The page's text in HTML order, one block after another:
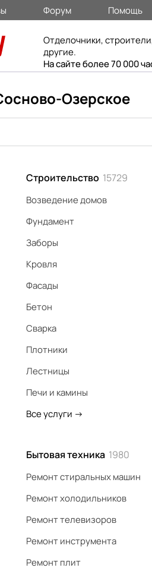
Форум Помощь
Отделочники,
другие.
На сайте более 70 000
Озерское
Строительство 15729
Возведение домов
Фундамент
Заборы
Кровля
Фасады
Бетон
Сварка
Плотники
Лестницы
Печи и камины
Все услуги ->
Бытовая техника 1980
Ремонт стиральных машин
Ремонт холодильников
Ремонт телевизоров
Ремонт инструмента
Ремонт плит